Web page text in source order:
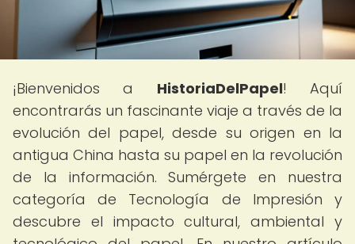
¡Bienvenidos a HistoriaDelPapel! Aquí
encontrarás un fascinante viaje a través de la
evolución del papel, desde su origen en la
antigua China hasta su papel en la revolución
de la información. Sumérgete en nuestra
categoría de Tecnología de Impresión y
descubre el impacto cultural, ambiental y